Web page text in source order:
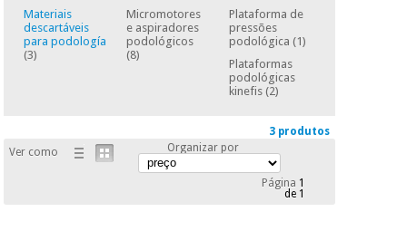
Ortopedia
Instrumental
e jogos
Veterinária
Materiais
descartáveis
para podología
(3)
Micromotores
e aspiradores
podológicos
(8)
Plataforma de
pressões
podológica (1)
Plataformas
podológicas
kinefis (2)
3 produtos
Ver como
Organizar por
Página 1
de 1